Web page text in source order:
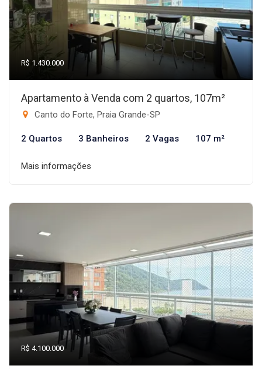
R$ 1.430.000
Apartamento à Venda com 2 quartos, 107m²
Canto do Forte, Praia Grande-SP
2 Quartos 3 Banheiros 2 Vagas 107 m²
Mais informações
R$ 4.100.000